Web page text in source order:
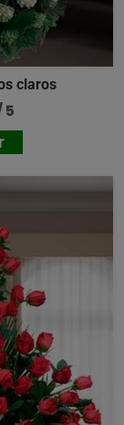
claros
5